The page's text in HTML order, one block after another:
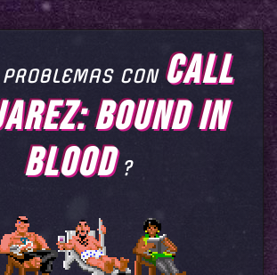
CON CALL
BOUND IN
BLOOD?